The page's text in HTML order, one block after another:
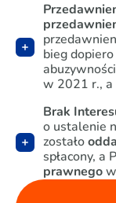
bieg
w 2021 r., a
Brak
o ustalenie
zostało
spłacony, a
prawnego